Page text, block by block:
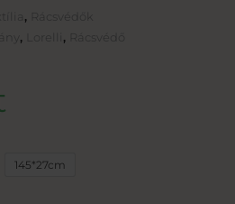
,
, ,
145*27cm